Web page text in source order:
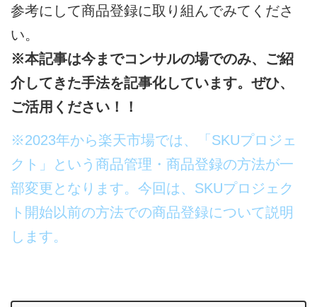
参考にして商品登録に取り組んでみてくださ
い。
※本記事は今までコンサルの場でのみ、ご紹
介してきた手法を記事化しています。ぜひ、
ご活用ください！！
※2023年から楽天市場では、「SKUプロジェ
クト」という商品管理・商品登録の方法が一
部変更となります。今回は、SKUプロジェク
ト開始以前の方法での商品登録について説明
します。